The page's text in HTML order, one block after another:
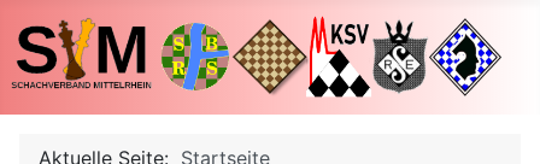
Aktuelle Seite: Startseite